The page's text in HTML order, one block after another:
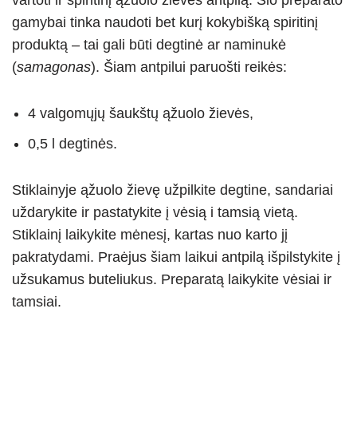
gamybai tinka naudoti bet kurį kokybišką spiritinį
produktą – tai gali būti degtinė ar naminukė
(samagonas). Šiam antpilui paruošti reikės:
4 valgomųjų šaukštų ąžuolo žievės,
0,5 l degtinės.
Stiklainyje ąžuolo žievę užpilkite degtine, sandariai
uždarykite ir pastatykite į vėsią i tamsią vietą.
Stiklainį laikykite mėnesį, kartas nuo karto jį
pakratydami. Praėjus šiam laikui antpilą išpilstykite į
užsukamus buteliukus. Preparatą laikykite vėsiai ir
tamsiai.